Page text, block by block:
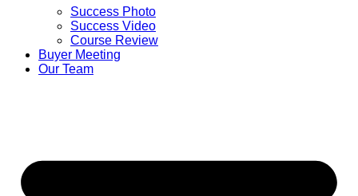
Success Photo
Success Video
Course Review
Buyer Meeting
Our Team